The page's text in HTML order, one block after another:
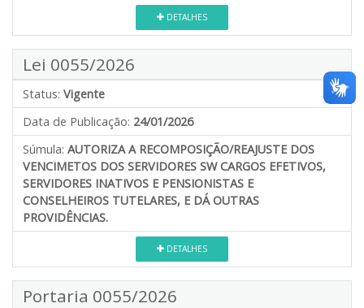
DETALHES
Lei 0055/2026
Status: Vigente
Data de Publicação: 24/01/2026
Súmula: AUTORIZA A RECOMPOSIÇÃO/REAJUSTE DOS
VENCIMETOS DOS SERVIDORES SW CARGOS EFETIVOS,
SERVIDORES INATIVOS E PENSIONISTAS E
CONSELHEIROS TUTELARES, E DÁ OUTRAS
PROVIDÊNCIAS.
DETALHES
Portaria 0055/2026